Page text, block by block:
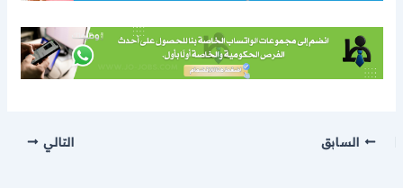
السابق التالي